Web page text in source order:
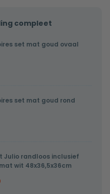
compleet
set mat goud ovaal
set mat goud rond
Julio randloos inclusief
wit 48x36,5x36cm